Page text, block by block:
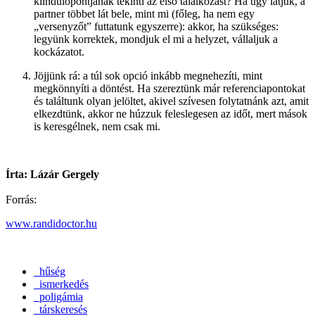
partner többet lát bele, mint mi (főleg, ha nem egy
„versenyzőt” futtatunk egyszerre): akkor, ha szükséges:
legyünk korrektek, mondjuk el mi a helyzet, vállaljuk a
kockázatot.
Jöjjünk rá: a túl sok opció inkább megnehezíti, mint
megkönnyíti a döntést. Ha szereztünk már referenciapontokat
és találtunk olyan jelöltet, akivel szívesen folytatnánk azt, amit
elkezdtünk, akkor ne húzzuk feleslegesen az időt, mert mások
is keresgélnek, nem csak mi.
Írta: Lázár Gergely
Forrás:
www.randidoctor.hu
hűség
ismerkedés
poligámia
társkeresés